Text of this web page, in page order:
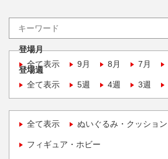
登場月
全て表示
9月 8月 7月
登場週
全て表示
5週 4週 3週
全て表示 ぬいぐるみ・クッション
フィギュア・ホビー